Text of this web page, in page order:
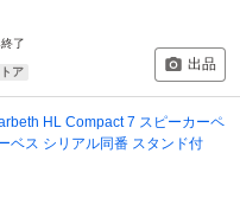
終了
ア 出品
HL Compact 7 スピーカーペ
ベス シリアル同番 スタンド付